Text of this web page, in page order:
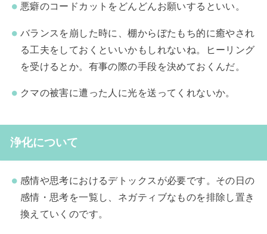
悪癖のコードカットをどんどんお願いするといい。
バランスを崩した時に、棚からぼたもち的に癒やされ
る工夫をしておくといいかもしれないね。ヒーリング
を受けるとか。有事の際の手段を決めておくんだ。
クマの被害に遭った人に光を送ってくれないか。
浄化について
感情や思考におけるデトックスが必要です。その日の
感情・思考を一覧し、ネガティブなものを排除し置き
換えていくのです。